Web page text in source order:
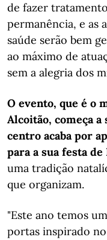
de fazer
permanência, e as
saúde serão bem
ao máximo de
sem a alegria dos
O evento, que é o
Alcoitão, começa
centro acaba por
para a sua festa de
uma tradição
que organizam.
"Este ano temos
portas inspirado